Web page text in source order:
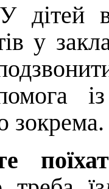
У дітей
у
зокрема.